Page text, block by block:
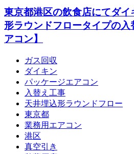
東京都港区の飲食店にてダイ
形ラウンドフロータイプの
アコン】
ガス回収
ダイキン
パッケージエアコン
入替え工事
天井埋込形ラウンドフロー
東京都
業務用エアコン
港区
真空引き